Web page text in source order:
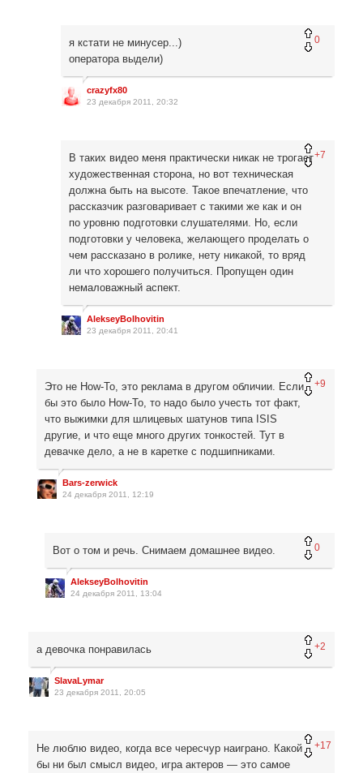
0
я кстати не минусер...)
оператора выдели)
crazyfx80
23 декабря 2011, 20:32
+7
В таких видео меня практически никак не трогает
художественная сторона, но вот техническая
должна быть на высоте. Такое впечатление, что
рассказчик разговаривает с такими же как и он
по уровню подготовки слушателями. Но, если
подготовки у человека, желающего проделать о
чем рассказано в ролике, нету никакой, то вряд
ли что хорошего получиться. Пропущен один
немаловажный аспект.
AlekseyBolhovitin
23 декабря 2011, 20:41
+9
Это не How-To, это реклама в другом обличии. Если
бы это было How-To, то надо было учесть тот факт,
что выжимки для шлицевых шатунов типа ISIS
другие, и что еще много других тонкостей. Тут в
девачке дело, а не в каретке с подшипниками.
Bars-zerwick
24 декабря 2011, 12:19
0
Вот о том и речь. Снимаем домашнее видео.
AlekseyBolhovitin
24 декабря 2011, 13:04
+2
а девочка понравилась
SlavaLymar
23 декабря 2011, 20:05
+17
Не люблю видео, когда все чересчур наиграно. Какой
бы ни был смысл видео, игра актеров — это самое